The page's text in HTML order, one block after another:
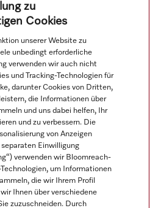
erfahren
zu
Cookies
unserer Website zu
unbedingt erforderliche
verwenden wir auch nicht
und Tracking-Technologien für
darunter Cookies von Dritten,
die Informationen über
und uns dabei helfen, Ihr
und zu verbessern. Die
von Anzeigen
Einwilligung
verwenden wir Bloomreach-
um Informationen
die wir Ihrem Profil
Ihnen über verschiedene
zuzuschneiden. Durch